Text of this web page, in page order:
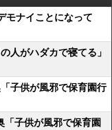
モナイことになって
人がハダカで寝てる」
子供が風邪で保育園行
「子供が風邪で保育園